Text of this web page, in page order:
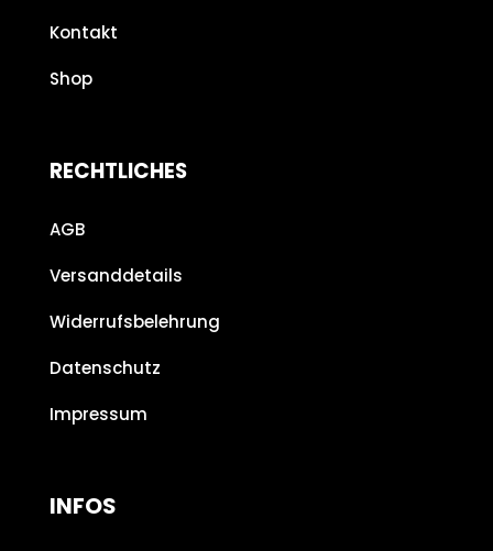
Kontakt
Shop
RECHTLICHES
AGB
Versanddetails
Widerrufsbelehrung
Datenschutz
Impressum
INFOS